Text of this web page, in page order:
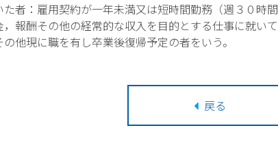
者：雇用契約が一年未満又は短時間勤務（週３０時間
報酬その他の経常的な収入を目的とする仕事に就い
職を有し卒業後復帰予定の者をいう。
戻る